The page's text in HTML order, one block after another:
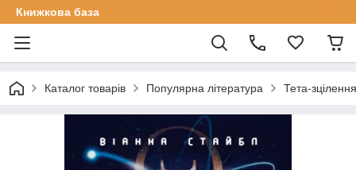
Книжкова база
Каталог товарів Популярна література Тета-